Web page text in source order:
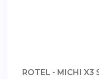
ROTEL - MICHI X3